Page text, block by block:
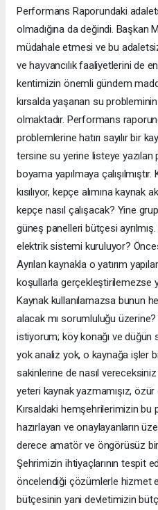
Performans Raporundaki
olmadığına da değindi. Başkan
müdahale etmesi ve bu
ve hayvancılık faaliyetlerini de
kentimizin önemli gündem
kırsalda yaşanan su
olmaktadır. Performans
problemlerine hatırı sayılır bir
tersine su yerine listeye
boyama yapılmaya
kısılıyor, kepçe alımına kaynak
kepçe nasıl çalışacak? Yine
güneş panelleri bütçesi
elektrik sistemi kuruluyor?
Ayrılan kaynakla o yatırım
koşullarla gerçekleştirilemezse
Kaynak kullanılamazsa bunun
alacak mı sorumluluğu
istiyorum; köy konağı ve düğün
yok analiz yok, o kaynağa işler
sakinlerine de nasıl vereceksiniz
yeteri kaynak yazmamışız,
Kırsaldaki hemşehrilerimizin
hazırlayan ve onaylayanların
derece amatör ve öngörüsüz
Şehrimizin ihtiyaçlarının tespit
öncelendiği çözümlerle hizmet
bütçesinin yani devletimizin